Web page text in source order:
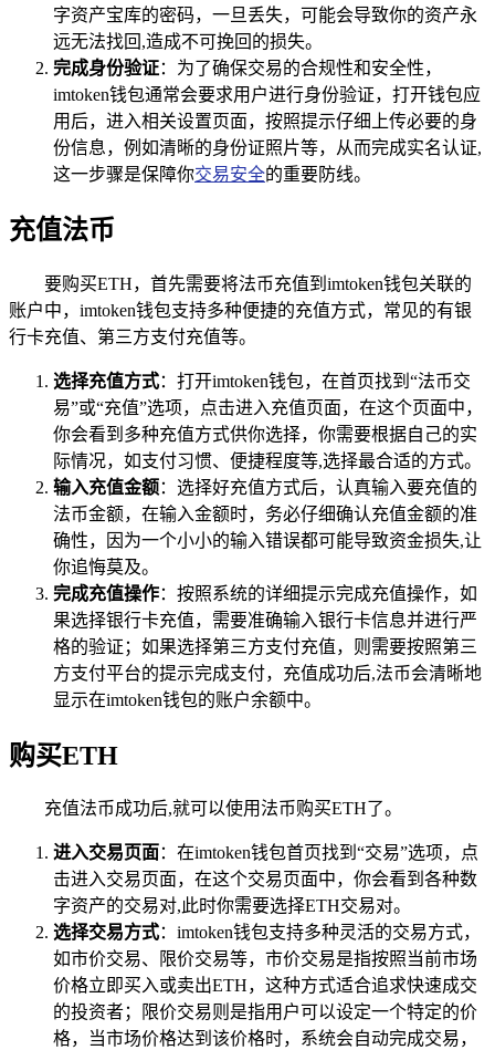
字资产宝库的密码，一旦丢失，可能会导致你的资产永
远无法找回,造成不可挽回的损失。
完成身份验证：为了确保交易的合规性和安全性，
imtoken钱包通常会要求用户进行身份验证，打开钱包应
用后，进入相关设置页面，按照提示仔细上传必要的身
份信息，例如清晰的身份证照片等，从而完成实名认证,
这一步骤是保障你交易安全的重要防线。
充值法币
要购买ETH，首先需要将法币充值到imtoken钱包关联的
账户中，imtoken钱包支持多种便捷的充值方式，常见的有银
行卡充值、第三方支付充值等。
选择充值方式：打开imtoken钱包，在首页找到“法币交
易”或“充值”选项，点击进入充值页面，在这个页面中，
你会看到多种充值方式供你选择，你需要根据自己的实
际情况，如支付习惯、便捷程度等,选择最合适的方式。
输入充值金额：选择好充值方式后，认真输入要充值的
法币金额，在输入金额时，务必仔细确认充值金额的准
确性，因为一个小小的输入错误都可能导致资金损失,让
你追悔莫及。
完成充值操作：按照系统的详细提示完成充值操作，如
果选择银行卡充值，需要准确输入银行卡信息并进行严
格的验证；如果选择第三方支付充值，则需要按照第三
方支付平台的提示完成支付，充值成功后,法币会清晰地
显示在imtoken钱包的账户余额中。
购买ETH
充值法币成功后,就可以使用法币购买ETH了。
进入交易页面：在imtoken钱包首页找到“交易”选项，点
击进入交易页面，在这个交易页面中，你会看到各种数
字资产的交易对,此时你需要选择ETH交易对。
选择交易方式：imtoken钱包支持多种灵活的交易方式，
如市价交易、限价交易等，市价交易是指按照当前市场
价格立即买入或卖出ETH，这种方式适合追求快速成交
的投资者；限价交易则是指用户可以设定一个特定的价
格，当市场价格达到该价格时，系统会自动完成交易，